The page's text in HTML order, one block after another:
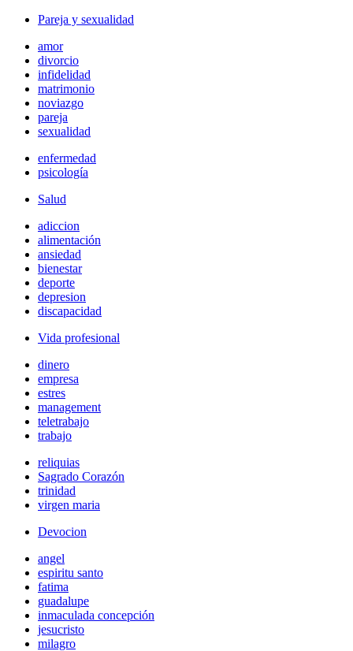
Pareja y sexualidad
amor
divorcio
infidelidad
matrimonio
noviazgo
pareja
sexualidad
enfermedad
psicología
Salud
adiccion
alimentación
ansiedad
bienestar
deporte
depresion
discapacidad
Vida profesional
dinero
empresa
estres
management
teletrabajo
trabajo
reliquias
Sagrado Corazón
trinidad
virgen maria
Devocion
angel
espiritu santo
fatima
guadalupe
inmaculada concepción
jesucristo
milagro